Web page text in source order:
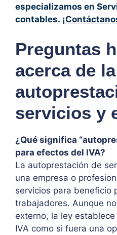
especializamos en
contables.
Preguntas
acerca de la
servicios y
¿Qué significa
para efectos del IVA?
La autoprestación de
una empresa o
servicios para beneficio
trabajadores. Aunque
externo, la ley
IVA como si fuera una